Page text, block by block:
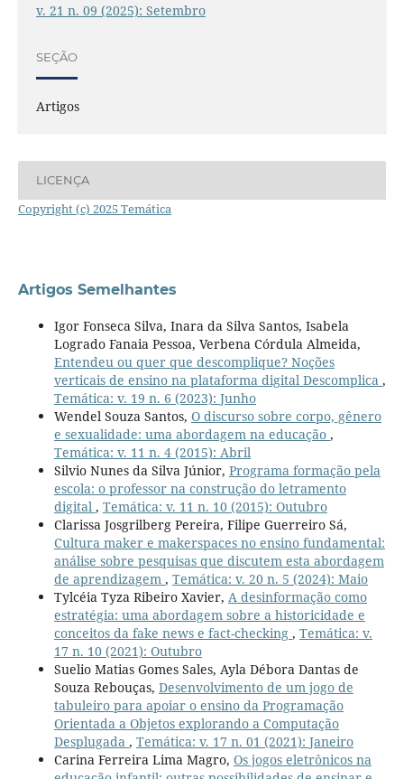
v. 21 n. 09 (2025): Setembro
SEÇÃO
Artigos
LICENÇA
Copyright (c) 2025 Temática
Artigos Semelhantes
Igor Fonseca Silva, Inara da Silva Santos, Isabela
Logrado Fanaia Pessoa, Verbena Córdula Almeida,
Entendeu ou quer que descomplique? Noções
verticais de ensino na plataforma digital Descomplica ,
Temática: v. 19 n. 6 (2023): Junho
Wendel Souza Santos, O discurso sobre corpo, gênero
e sexualidade: uma abordagem na educação ,
Temática: v. 11 n. 4 (2015): Abril
Silvio Nunes da Silva Júnior, Programa formação pela
escola: o professor na construção do letramento
digital , Temática: v. 11 n. 10 (2015): Outubro
Clarissa Josgrilberg Pereira, Filipe Guerreiro Sá,
Cultura maker e makerspaces no ensino fundamental:
análise sobre pesquisas que discutem esta abordagem
de aprendizagem , Temática: v. 20 n. 5 (2024): Maio
Tylcéia Tyza Ribeiro Xavier, A desinformação como
estratégia: uma abordagem sobre a historicidade e
conceitos da fake news e fact-checking , Temática: v.
17 n. 10 (2021): Outubro
Suelio Matias Gomes Sales, Ayla Débora Dantas de
Souza Rebouças, Desenvolvimento de um jogo de
tabuleiro para apoiar o ensino da Programação
Orientada a Objetos explorando a Computação
Desplugada , Temática: v. 17 n. 01 (2021): Janeiro
Carina Ferreira Lima Magro, Os jogos eletrônicos na